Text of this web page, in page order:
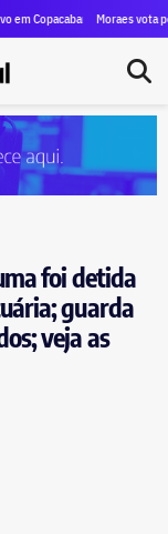
Vista; bombeiros tentam
filho de ex-
Moraes vota por manter
foi detida
guarda
veja as